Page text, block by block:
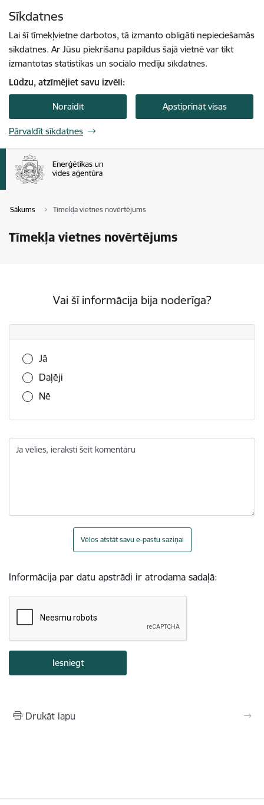
Sīkdatnes
Lai šī tīmekļvietne darbotos, tā izmanto obligāti nepieciešamās
sīkdatnes. Ar Jūsu piekrišanu papildus šajā vietnē var tikt
izmantotas statistikas un sociālo mediju sīkdatnes.
Lūdzu, atzīmējiet savu izvēli:
Noraidīt Apstiprināt visas
Pārvaldīt sīkdatnes
Sākums Tīmekļa vietnes novērtējums
Tīmekļa vietnes novērtējums
Vai šī informācija bija noderīga?
Vai šī informācija bija noderīga?
Jā
Daļēji
Nē
Ja vēlies, ieraksti šeit komentāru
Vēlos atstāt savu e-pastu saziņai
Informācija par datu apstrādi ir atrodama sadaļā:
Drukāt lapu